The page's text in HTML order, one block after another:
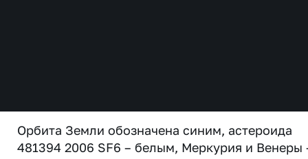
Орбита Земли обозначена синим, астероида
481394 2006 SF6 – белым, Меркурия и Венеры